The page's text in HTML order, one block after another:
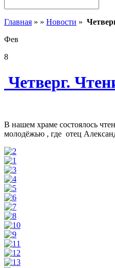
Главная » » Новости »
Фев
8
Четверг.
В нашем храме состоялось
молодёжью , где отец